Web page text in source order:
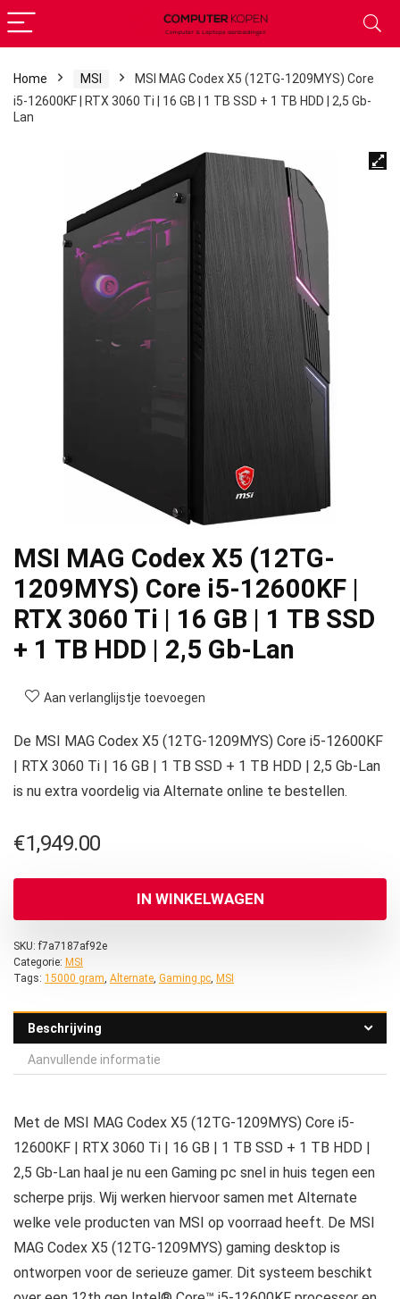
Home MSI
MSI MAG Codex X5 (12TG-1209MYS) Core
i5-12600KF | RTX 3060 Ti | 16 GB | 1 TB SSD + 1 TB HDD | 2,5 Gb-
Lan
MSI MAG Codex X5 (12TG-
1209MYS) Core i5-12600KF |
RTX 3060 Ti | 16 GB | 1 TB SSD
+ 1 TB HDD | 2,5 Gb-Lan
Aan verlanglijstje toevoegen
De MSI MAG Codex X5 (12TG-1209MYS) Core i5-12600KF
| RTX 3060 Ti | 16 GB | 1 TB SSD + 1 TB HDD | 2,5 Gb-Lan
is nu extra voordelig via Alternate online te bestellen.
€1,949.00
IN WINKELWAGEN
SKU:f7a7187af92e
Categorie: MSI
Tags: 15000 gram, Alternate, Gaming pc, MSI
Beschrijving
Aanvullende informatie
Met de MSI MAG Codex X5 (12TG-1209MYS) Core i5-
12600KF | RTX 3060 Ti | 16 GB | 1 TB SSD + 1 TB HDD |
2,5 Gb-Lan haal je nu een Gaming pc snel in huis tegen een
scherpe prijs. Wij werken hiervoor samen met Alternate
welke vele producten van MSI op voorraad heeft. De MSI
MAG Codex X5 (12TG-1209MYS) gaming desktop is
ontworpen voor de serieuze gamer. Dit systeem beschikt